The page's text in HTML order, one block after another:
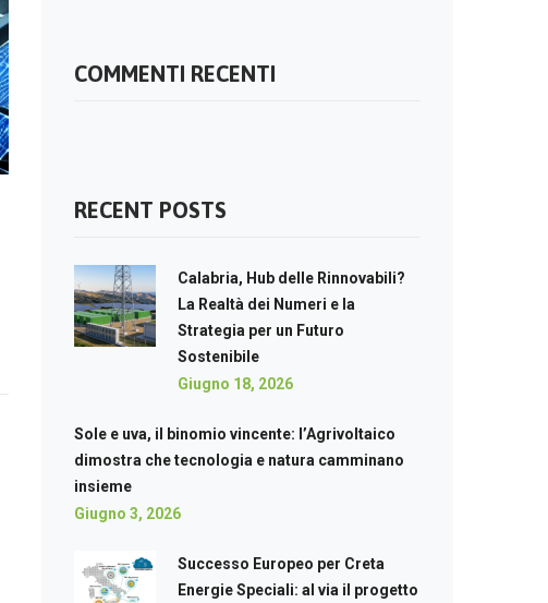
COMMENTI RECENTI
RECENT POSTS
Calabria, Hub delle Rinnovabili?
La Realtà dei Numeri e la
Strategia per un Futuro
Sostenibile
Giugno 18, 2026
Sole e uva, il binomio vincente: l’Agrivoltaico
dimostra che tecnologia e natura camminano
insieme
Giugno 3, 2026
Successo Europeo per Creta
Energie Speciali: al via il progetto